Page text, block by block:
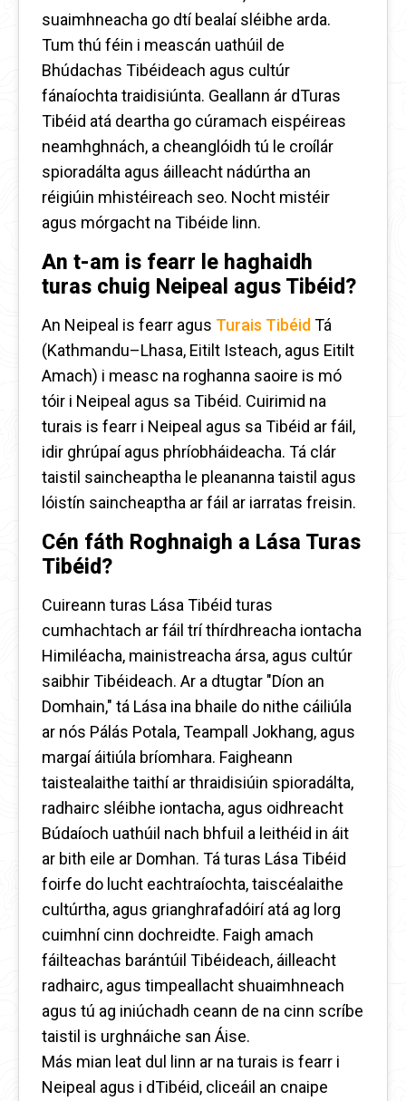
suaimhneacha go dtí bealaí sléibhe arda.
Tum thú féin i meascán uathúil de
Bhúdachas Tibéideach agus cultúr
fánaíochta traidisiúnta. Geallann ár dTuras
Tibéid atá deartha go cúramach eispéireas
neamhghnách, a cheanglóidh tú le croílár
spioradálta agus áilleacht nádúrtha an
réigiúin mhistéireach seo. Nocht mistéir
agus mórgacht na Tibéide linn.
An t-am is fearr le haghaidh
turas chuig Neipeal agus Tibéid?
An Neipeal is fearr agus Turais Tibéid Tá
(Kathmandu–Lhasa, Eitilt Isteach, agus Eitilt
Amach) i measc na roghanna saoire is mó
tóir i Neipeal agus sa Tibéid. Cuirimid na
turais is fearr i Neipeal agus sa Tibéid ar fáil,
idir ghrúpaí agus phríobháideacha. Tá clár
taistil saincheaptha le pleananna taistil agus
lóistín saincheaptha ar fáil ar iarratas freisin.
Cén fáth Roghnaigh a Lása Turas
Tibéid?
Cuireann turas Lása Tibéid turas
cumhachtach ar fáil trí thírdhreacha iontacha
Himiléacha, mainistreacha ársa, agus cultúr
saibhir Tibéideach. Ar a dtugtar "Díon an
Domhain," tá Lása ina bhaile do nithe cáiliúla
ar nós Pálás Potala, Teampall Jokhang, agus
margaí áitiúla bríomhara. Faigheann
taistealaithe taithí ar thraidisiúin spioradálta,
radhairc sléibhe iontacha, agus oidhreacht
Búdaíoch uathúil nach bhfuil a leithéid in áit
ar bith eile ar Domhan. Tá turas Lása Tibéid
foirfe do lucht eachtraíochta, taiscéalaithe
cultúrtha, agus grianghrafadóirí atá ag lorg
cuimhní cinn dochreidte. Faigh amach
fáilteachas barántúil Tibéideach, áilleacht
radhairc, agus timpeallacht shuaimhneach
agus tú ag iniúchadh ceann de na cinn scríbe
taistil is urghnáiche san Áise.
Más mian leat dul linn ar na turais is fearr i
Neipeal agus i dTibéid, cliceáil an cnaipe